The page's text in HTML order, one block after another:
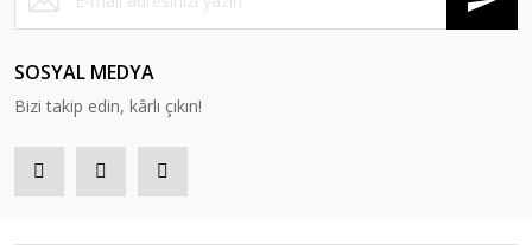
SOSYAL MEDYA
Bizi takip edin, kârlı çıkın!